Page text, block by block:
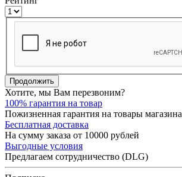
Продолжить
Хотите, мы Вам перезвоним?
100% гарантия на товар
Пожизненная гарантия на товары магазина
Бесплатная доставка
На сумму заказа от 10000 рублей
Выгодные условия
Предлагаем сотрудничество (DLG)